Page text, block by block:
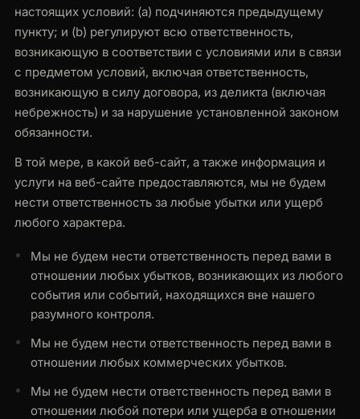
настоящих условий: (a) подчиняются предыдущему
пункту; и (b) регулируют всю ответственность,
возникающую в соответствии с условиями или в связи
с предметом условий, включая ответственность,
возникающую в силу договора, из деликта (включая
небрежность) и за нарушение установленной законом
обязанности.
В той мере, в какой веб-сайт, а также информация и
услуги на веб-сайте предоставляются, мы не будем
нести ответственность за любые убытки или ущерб
любого характера.
Мы не будем нести ответственность перед вами в
отношении любых убытков, возникающих из любого
события или событий, находящихся вне нашего
разумного контроля.
Мы не будем нести ответственность перед вами в
отношении любых коммерческих убытков.
Мы не будем нести ответственность перед вами в
отношении любой потери или ущерба в отношении